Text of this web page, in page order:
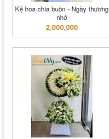
Kệ hoa chia buồn - Ngày thương
nhớ
2,000,000